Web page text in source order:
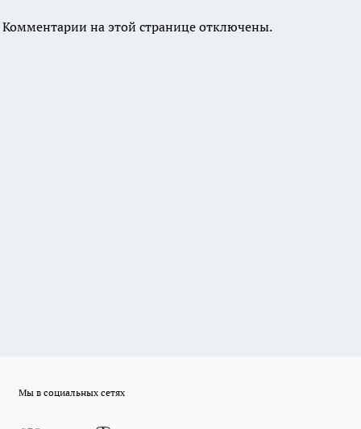
Комментарии на этой странице отключены.
Мы в социальных сетях